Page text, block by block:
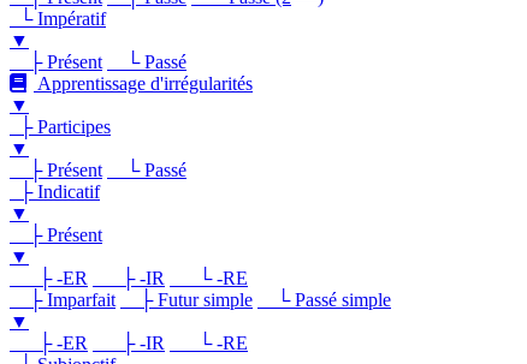
└ Impératif
▼
├ Présent
└ Passé
Apprentissage d'irrégularités
▼
├ Participes
▼
├ Présent
└ Passé
├ Indicatif
▼
├ Présent
▼
├ -ER
├ -IR
└ -RE
├ Imparfait
├ Futur simple
└ Passé simple
▼
├ -ER
├ -IR
└ -RE